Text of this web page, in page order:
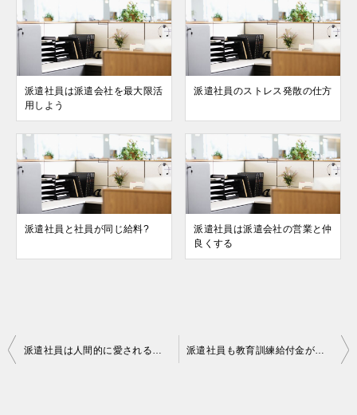
派遣社員は派遣会社を最大限活
用しよう
派遣社員のストレス発散の仕方
派遣社員と社員が同じ給料?
派遣社員は派遣会社の営業と仲
良くする
投
派遣社員は人間的に愛される魅力を持つ 派遣社員も教育訓練給付金がもらえる